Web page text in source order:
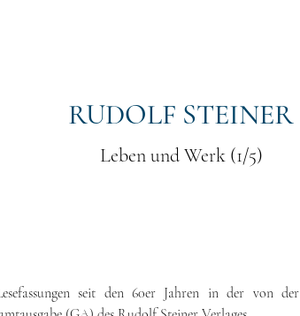
RUDOLF STEINER
Leben und Werk (1/5)
seit den 60er Jahren in der von der